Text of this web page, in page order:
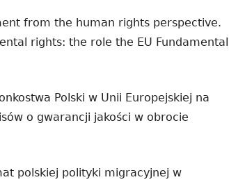
from the human rights perspective.
rights: the role the EU Fundamental
Polski w Unii Europejskiej na
o gwarancji jakości w obrocie
polskiej polityki migracyjnej w